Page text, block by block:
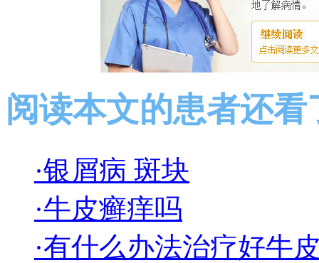
阅读本文的患者还看
·银屑病 斑块
·牛皮癣痒吗
·有什么办法治疗好牛